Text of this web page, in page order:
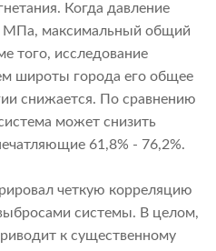
Когда давление
МПа, максимальный общий
того, исследование
широты города его общее
снижается. По сравнению
может снизить
61,8% - 76,2%.
четкую корреляцию
системы. В целом,
к существенному